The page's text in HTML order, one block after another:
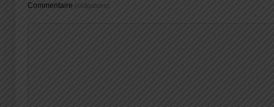
Commentaire (obligatoire)